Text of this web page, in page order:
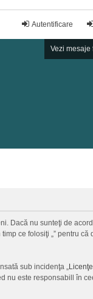
Autentificare
Vezi mesaje
Dacă nu sunteţi de
ce folosiţi „” pentru
sub incidenţa „
nu este responsabill în